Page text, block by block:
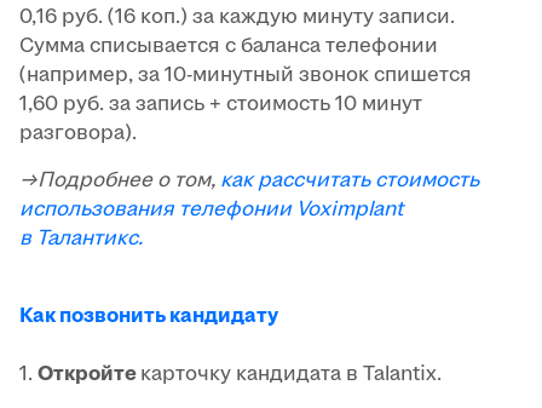
0,16 руб. (16 коп.) за каждую минуту записи.
Сумма списывается с баланса телефонии
(например, за 10-минутный звонок спишется
1,60 руб. за запись + стоимость 10 минут
разговора).
→Подробнее о том, как рассчитать стоимость
использования телефонии Voximplant
в Талантикс.
Как позвонить кандидату
1. Откройте карточку кандидата в Talantix.